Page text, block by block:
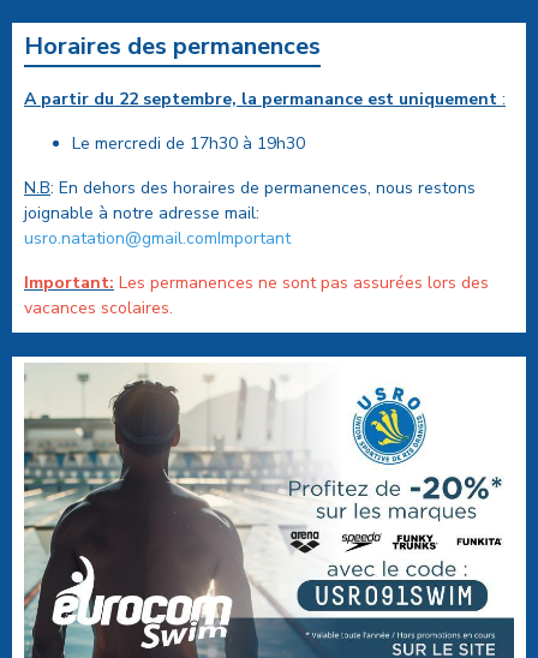
Horaires des permanences
A partir du 22 septembre, la permanance est uniquement :
Le mercredi de 17h30 à 19h30
N.B: En dehors des horaires de permanences, nous restons
joignable à notre adresse mail:
usro.natation@gmail.comImportant
Important: Les permanences ne sont pas assurées lors des
vacances scolaires.